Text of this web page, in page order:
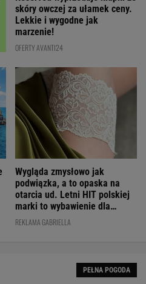
skóry owczej za ułamek ceny.
Lekkie i wygodne jak
marzenie!
OFERTY AVANTI24
Wygląda zmysłowo jak
podwiązka, a to opaska na
otarcia ud. Letni HIT polskiej
marki to wybawienie dla
kobiet!
REKLAMA GABRIELLA
PEŁNA POGODA